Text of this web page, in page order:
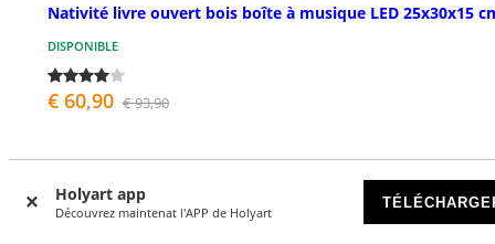
Holyart app
Découvrez maintenat l'APP de Holyart
Nativité livre ouvert bois boîte à musique LED 25x30x15
DISPONIBLE
€ 60,90 € 93,90